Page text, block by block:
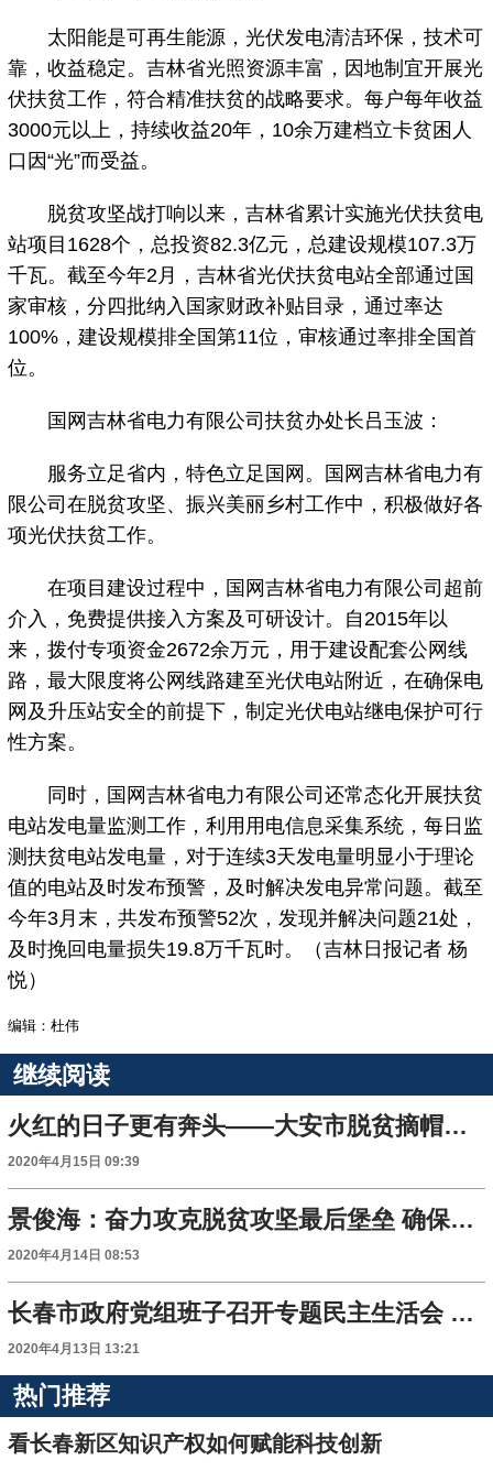
太阳能是可再生能源，光伏发电清洁环保，技术可
靠，收益稳定。吉林省光照资源丰富，因地制宜开展光
伏扶贫工作，符合精准扶贫的战略要求。每户每年收益
3000元以上，持续收益20年，10余万建档立卡贫困人
口因“光”而受益。
脱贫攻坚战打响以来，吉林省累计实施光伏扶贫电
站项目1628个，总投资82.3亿元，总建设规模107.3万
千瓦。截至今年2月，吉林省光伏扶贫电站全部通过国
家审核，分四批纳入国家财政补贴目录，通过率达
100%，建设规模排全国第11位，审核通过率排全国首
位。
国网吉林省电力有限公司扶贫办处长吕玉波：
服务立足省内，特色立足国网。国网吉林省电力有
限公司在脱贫攻坚、振兴美丽乡村工作中，积极做好各
项光伏扶贫工作。
在项目建设过程中，国网吉林省电力有限公司超前
介入，免费提供接入方案及可研设计。自2015年以
来，拨付专项资金2672余万元，用于建设配套公网线
路，最大限度将公网线路建至光伏电站附近，在确保电
网及升压站安全的前提下，制定光伏电站继电保护可行
性方案。
同时，国网吉林省电力有限公司还常态化开展扶贫
电站发电量监测工作，利用用电信息采集系统，每日监
测扶贫电站发电量，对于连续3天发电量明显小于理论
值的电站及时发布预警，及时解决发电异常问题。截至
今年3月末，共发布预警52次，发现并解决问题21处，
及时挽回电量损失19.8万千瓦时。（吉林日报记者 杨
悦）
编辑：杜伟
继续阅读
火红的日子更有奔头——大安市脱贫摘帽纪实
2020年4月15日 09:39
景俊海：奋力攻克脱贫攻坚最后堡垒 确保如期全面建成小康社会
2020年4月14日 08:53
长春市政府党组班子召开专题民主生活会 认真做好中央脱贫攻坚专项巡视“回头看”整改 坚决打赢脱贫攻坚战
2020年4月13日 13:21
热门推荐
看长春新区知识产权如何赋能科技创新